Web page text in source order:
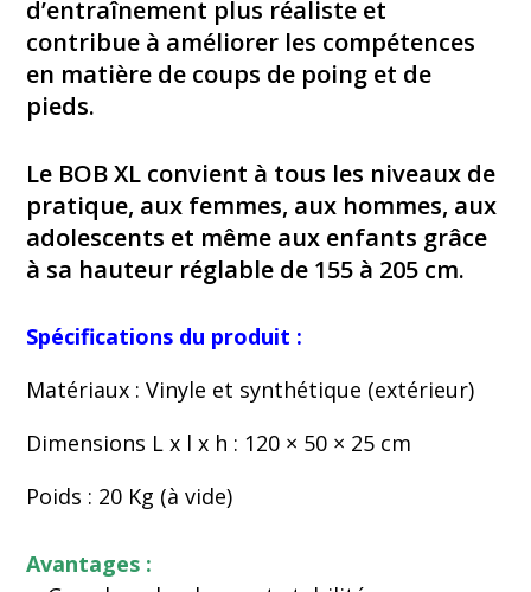
d’entraînement plus réaliste et
contribue à améliorer les compétences
en matière de coups de poing et de
pieds.
Le BOB XL convient à tous les niveaux de
pratique, aux femmes, aux hommes, aux
adolescents et même aux enfants grâce
à sa hauteur réglable de 155 à 205 cm.
Spécifications du produit :
Matériaux : Vinyle et synthétique (extérieur)
Dimensions L x l x h : 120 × 50 × 25 cm
Poids : 20 Kg (à vide)
Avantages :